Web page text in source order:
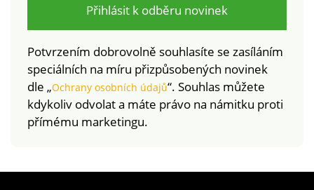
Přihlásit k odběru novinek
Potvrzením dobrovolně souhlasíte se zasíláním
speciálních na míru přizpůsobených novinek
dle „Ochrany osobních údajů“. Souhlas můžete
kdykoliv odvolat a máte právo na námitku proti
přímému marketingu.